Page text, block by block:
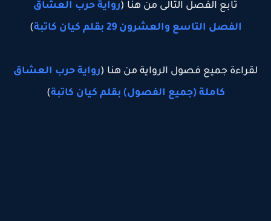
تابع الفصل التالى من هنا (رواية حرب العشاق
الفصل التاسع والعشرون 29 بقلم كيان كاتبة
)
لقراءة جميع فصول الرواية من هنا (رواية حرب العشاق
كاملة (جميع الفصول) بقلم كيان كاتبة)